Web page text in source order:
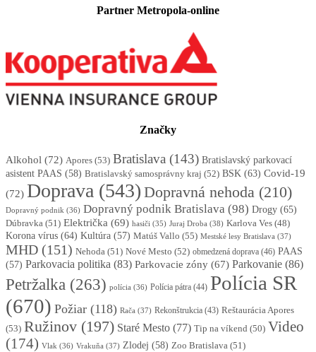
Partner Metropola-online
Značky
Alkohol (72) Apores (53) Bratislava (143) Bratislavský parkovací
asistent PAAS (58) Bratislavský samosprávny kraj (52) BSK (63) Covid-19
(72) Doprava (543) Dopravná nehoda (210)
Dopravný podnik (36) Dopravný podnik Bratislava (98) Drogy (65)
Dúbravka (51) Električka (69) hasiči (35) Juraj Droba (38) Karlova Ves (48)
Korona vírus (64) Kultúra (57) Matúš Vallo (55) Mestské lesy Bratislava (37)
MHD (151) Nehoda (51) Nové Mesto (52) obmedzená doprava (46) PAAS
(57) Parkovacia politika (83) Parkovacie zóny (67) Parkovanie (86)
Petržalka (263) polícia (36) Polícia pátra (44) Polícia SR
(670) Požiar (118) Rača (37) Rekonštrukcia (43) Reštaurácia Apores
(53) Ružinov (197) Staré Mesto (77) Tip na víkend (50) Video
(174) Vlak (36) Vrakuňa (37) Zlodej (58) Zoo Bratislava (51)